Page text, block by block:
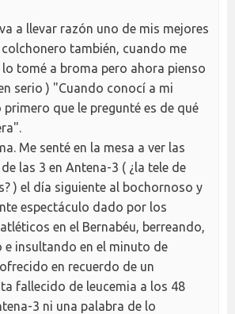
a llevar razón uno de mis mejores
también, cuando me
tomé a broma pero ahora pienso
serio ) "Cuando conocí a mi
primero que le pregunté es de qué
Me senté en la mesa a ver las
las 3 en Antena-3 ( ¿la tele de
) el día siguiente al bochornoso y
espectáculo dado por los
en el Bernabéu, berreando,
e insultando en el minuto de
en recuerdo de un
fallecido de leucemia a los 48
3 ni una palabra de lo